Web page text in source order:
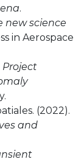
.
new science
in Aerospace
Project
(2022).
and